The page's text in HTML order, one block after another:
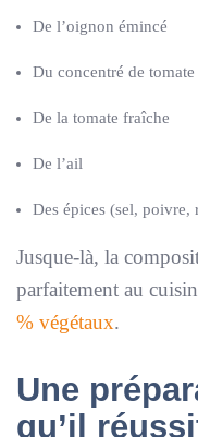
De l’oignon émincé
Du concentré de tomate
De la tomate fraîche
De l’ail
Des épices (sel, poivre,
Jusque-là, la
parfaitement au
% végétaux.
Une
qu’il